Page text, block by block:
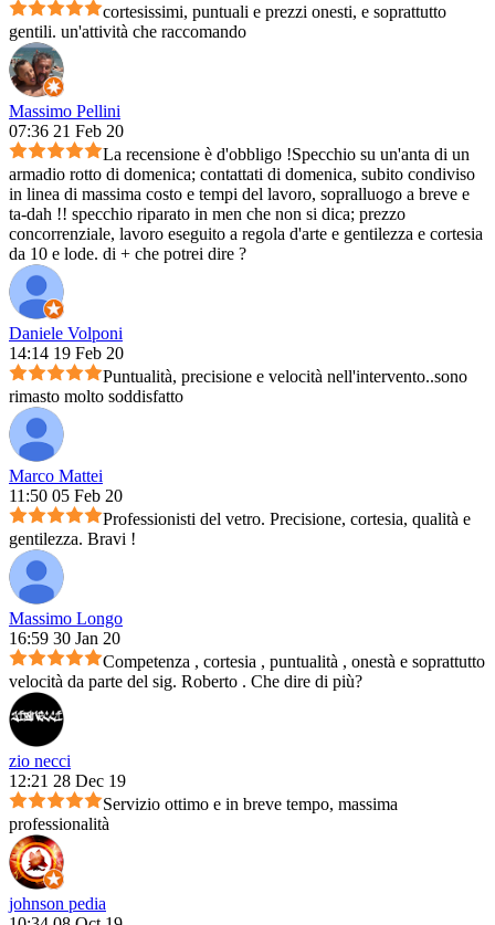
cortesissimi, puntuali e prezzi onesti, e soprattutto
gentili. un'attività che raccomando
Massimo Pellini
07:36 21 Feb 20
La recensione è d'obbligo !Specchio su un'anta di un
armadio rotto di domenica; contattati di domenica, subito condiviso
in linea di massima costo e tempi del lavoro, sopralluogo a breve e
ta-dah !! specchio riparato in men che non si dica; prezzo
concorrenziale, lavoro eseguito a regola d'arte e gentilezza e cortesia
da 10 e lode. di + che potrei dire ?
Daniele Volponi
14:14 19 Feb 20
Puntualità, precisione e velocità nell'intervento..sono
rimasto molto soddisfatto
Marco Mattei
11:50 05 Feb 20
Professionisti del vetro. Precisione, cortesia, qualità e
gentilezza. Bravi !
Massimo Longo
16:59 30 Jan 20
Competenza , cortesia , puntualità , onestà e soprattutto
velocità da parte del sig. Roberto . Che dire di più?
zio necci
12:21 28 Dec 19
Servizio ottimo e in breve tempo, massima
professionalità
johnson pedia